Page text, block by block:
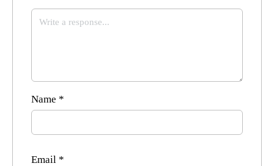
Name *
Email *